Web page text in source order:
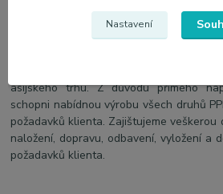
JEM PPF s.r.o.je výhradní dovozce
asijského trhu. Z důvodu přímého
schopni nabídnou výrobu všech druhů
požadavků klienta. Zajištujeme veškerou
naložení, dopravu, odbavení, vyložení a
požadavků klienta.
Nastavení